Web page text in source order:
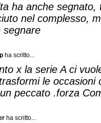
ha anche segnato,
nel complesso,
segnare
ha scritto...
x la serie A ci
le occasioni
peccato .forza
ha scritto...